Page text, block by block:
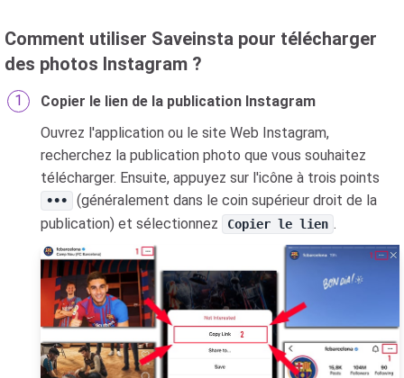
Comment utiliser Saveinsta pour télécharger
des photos Instagram ?
Copier le lien de la publication Instagram
Ouvrez l'application ou le site Web Instagram,
recherchez la publication photo que vous souhaitez
télécharger. Ensuite, appuyez sur l'icône à trois points
•••
(généralement dans le coin supérieur droit de la
publication) et sélectionnez
Copier le lien .